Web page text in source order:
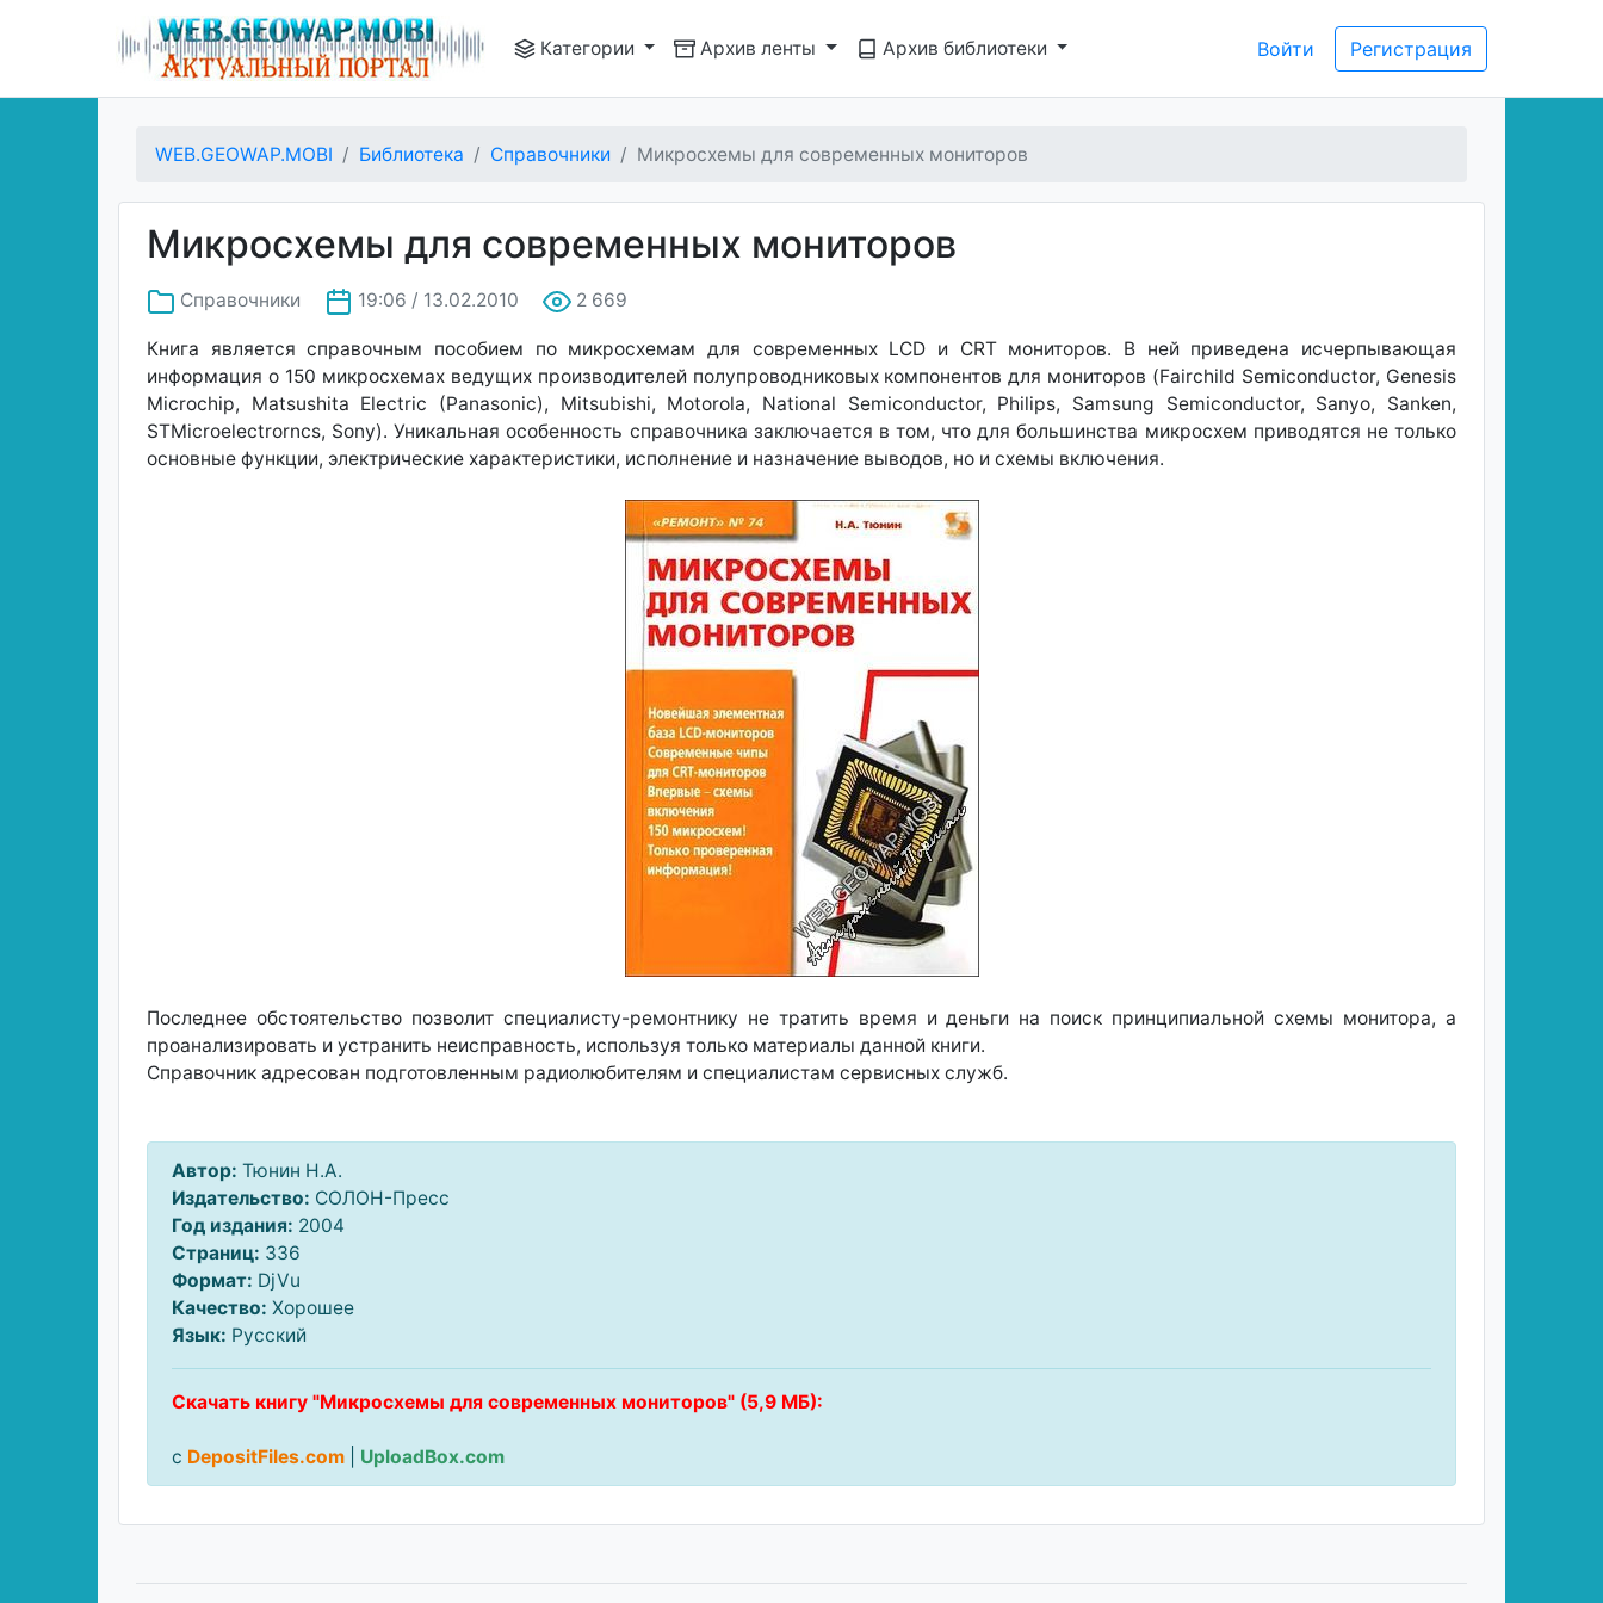
Категории Архив ленты Архив библиотеки Войти Регистрация
WEB.GEOWAP.MOBI Библиотека Справочники Микросхемы для современных мониторов
Микросхемы для современных мониторов
Справочники 19:06 / 13.02.2010 2 669
Книга является справочным пособием по микросхемам для современных LCD и CRT мониторов. В ней приведена исчерпывающая
информация о 150 микросхемах ведущих производителей полупроводниковых компонентов для мониторов (Fairchild Semiconductor, Genesis
Microchip, Matsushita Electric (Panasonic), Mitsubishi, Motorola, National Semiconductor, Philips, Samsung Semiconductor, Sanyo, Sanken,
STMicroelectrorncs, Sony). Уникальная особенность справочника заключается в том, что для большинства микросхем приводятся не только
основные функции, электрические характеристики, исполнение и назначение выводов, но и схемы включения.
Последнее обстоятельство позволит специалисту-ремонтнику не тратить время и деньги на поиск принципиальной схемы монитора, а
проанализировать и устранить неисправность, используя только материалы данной книги.
Справочник адресован подготовленным радиолюбителям и специалистам сервисных служб.
Автор: Тюнин Н.А.
Издательство: СОЛОН-Пресс
Год издания: 2004
Страниц: 336
Формат: DjVu
Качество: Хорошее
Язык: Русский
Скачать книгу "Микросхемы для современных мониторов" (5,9 МБ):
с DepositFiles.com UploadBox.com